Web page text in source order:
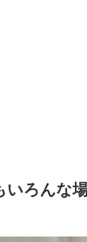
いろんな